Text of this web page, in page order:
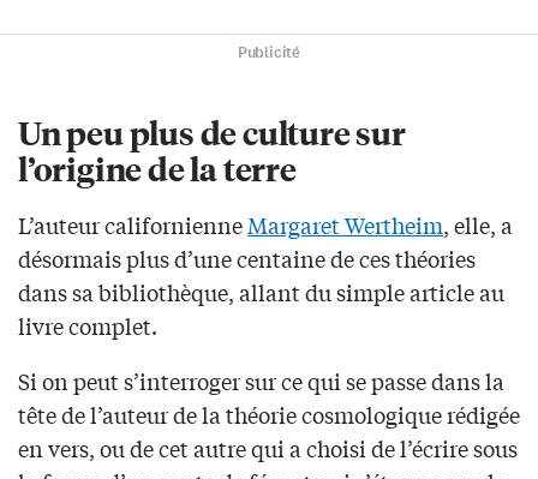
Publicité
Un peu plus de culture sur
l’origine de la terre
L’auteur californienneMargaret Wertheim, elle, a
désormais plus d’une centaine de ces théories
dans sa bibliothèque, allant du simple article au
livre complet.
Si on peut s’interroger sur ce qui se passe dans la
tête de l’auteur de la théorie cosmologique rédigée
en vers, ou de cet autre qui a choisi de l’écrire sous